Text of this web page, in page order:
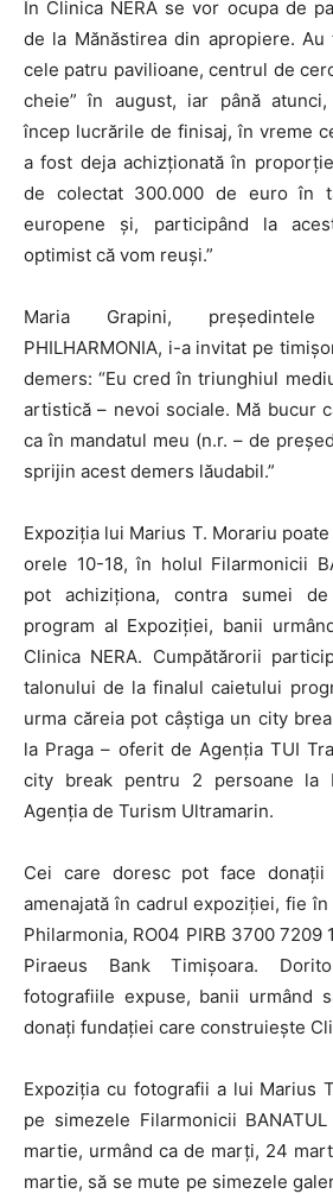
În Clinica NERA se vor ocupa de
de la Mănăstirea din apropiere.
cele patru pavilioane, centrul de
cheie” în august, iar până atunci,
încep lucrările de finisaj, în vreme
a fost deja achizţionată în
de colectat 300.000 de euro în
europene şi, participând la
optimist că vom reuşi.”
Maria Grapini,
PHILHARMONIA, i-a invitat pe
demers: “Eu cred în triunghiul
artistică – nevoi sociale. Mă bucur
ca în mandatul meu (n.r. – de
sprijin acest demers lăudabil.”
Expoziţia lui Marius T. Morariu
orele 10-18, în holul Filarmonicii
pot achiziţiona, contra sumei
program al Expoziţiei, banii
Clinica NERA. Cumpătărorii
talonului de la finalul caietului
urma căreia pot câştiga un city
la Praga – oferit de Agenţia TUI
city break pentru 2 persoane la
Agenţia de Turism Ultramarin.
Cei care doresc pot face
amenajată în cadrul expoziţiei, fie
Philarmonia, RO04 PIRB 3700 7209
Piraeus Bank Timişoara.
fotografiile expuse, banii urmând
donaţi fundaţiei care construieşte
Expoziţia cu fotografii a lui Marius
pe simezele Filarmonicii
martie, urmând ca de marţi, 24
martie, să se mute pe simezele